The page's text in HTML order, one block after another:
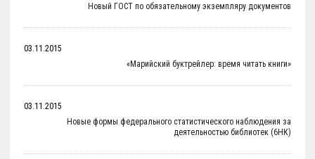
Новый ГОСТ по обязательному экземпляру документов
03.11.2015
«Марийский буктрейлер: время читать книги»
03.11.2015
Новые формы федерального статистического наблюдения за
деятельностью библиотек (6НК)